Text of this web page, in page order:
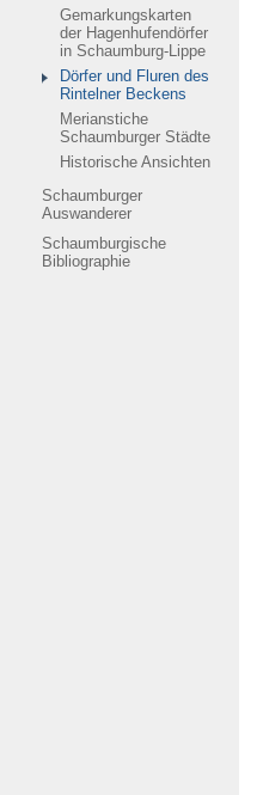
Gemarkungskarten
der Hagenhufendörfer
in Schaumburg-Lippe
Dörfer und Fluren des
Rintelner Beckens
Merianstiche
Schaumburger Städte
Historische Ansichten
Schaumburger
Auswanderer
Schaumburgische
Bibliographie